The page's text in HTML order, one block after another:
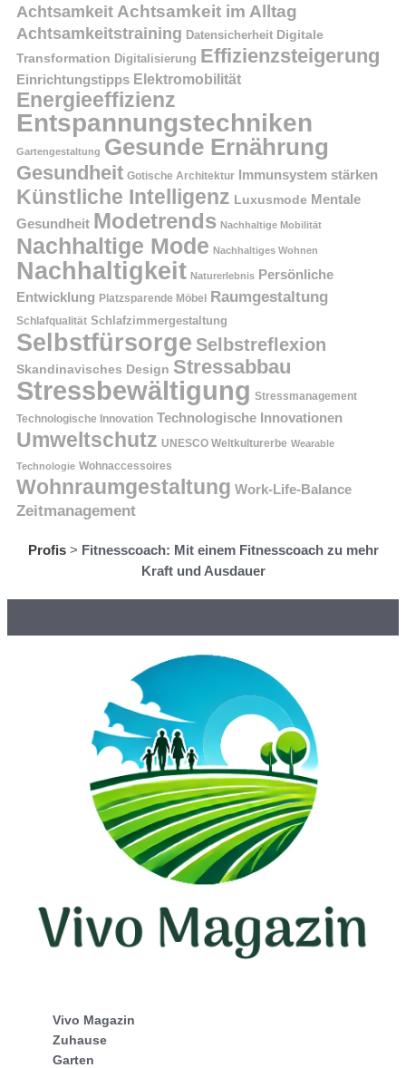
Achtsamkeit Achtsamkeit im Alltag
Achtsamkeitstraining Datensicherheit Digitale
Transformation Digitalisierung Effizienzsteigerung
Einrichtungstipps Elektromobilität
Energieeffizienz
Entspannungstechniken
Gartengestaltung Gesunde Ernährung
Gesundheit Gotische Architektur Immunsystem stärken
Künstliche Intelligenz Luxusmode Mentale
Gesundheit Modetrends Nachhaltige Mobilität
Nachhaltige Mode Nachhaltiges Wohnen
Nachhaltigkeit Naturerlebnis Persönliche
Entwicklung Platzsparende Möbel Raumgestaltung
Schlafqualität Schlafzimmergestaltung
Selbstfürsorge Selbstreflexion
Skandinavisches Design Stressabbau
Stressbewältigung Stressmanagement
Technologische Innovation Technologische Innovationen
Umweltschutz UNESCO Weltkulturerbe Wearable
Technologie Wohnaccessoires
Wohnraumgestaltung Work-Life-Balance
Zeitmanagement
Profis> Fitnesscoach: Mit einem Fitnesscoach zu mehr
Kraft und Ausdauer
Vivo Magazin
Zuhause
Garten